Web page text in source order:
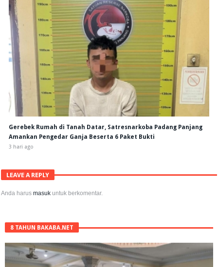
Gerebek Rumah di Tanah Datar, Satresnarkoba Padang Panjang
Amankan Pengedar Ganja Beserta 6 Paket Bukti
3 hari ago
LEAVE A REPLY
Anda harusmasuk untuk berkomentar.
8 TAHUN BAKABA.NET